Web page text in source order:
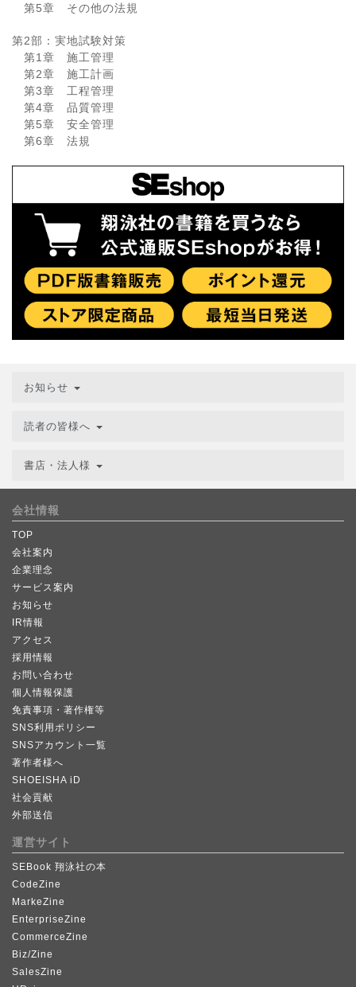
第5章 その他の法規
第2部：実地試験対策
第1章 施工管理
第2章 施工計画
第3章 工程管理
第4章 品質管理
第5章 安全管理
第6章 法規
お知らせ
読者の皆様へ
書店・法人様
会社情報
TOP
会社案内
企業理念
サービス案内
お知らせ
IR情報
アクセス
採用情報
お問い合わせ
個人情報保護
免責事項・著作権等
SNS利用ポリシー
SNSアカウント一覧
著作者様へ
SHOEISHA iD
社会貢献
外部送信
運営サイト
SEBook 翔泳社の本
CodeZine
MarkeZine
EnterpriseZine
CommerceZine
Biz/Zine
SalesZine